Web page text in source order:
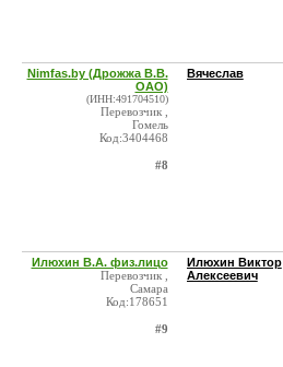
Nimfas.by (Дрожжа В.В.
ОАО)
(ИНН:491704510)
Перевозчик ,
Гомель
Код:3404468
#8
Вячеслав
Илюхин В.А. физ.лицо
Перевозчик ,
Самара
Код:178651
#9
Илюхин Виктор
Алексеевич